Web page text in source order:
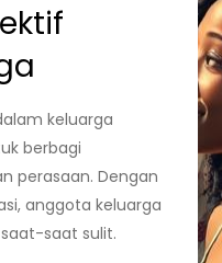
keluarga
berbagi
perasaan. Dengan
anggota keluarga
saat sulit.